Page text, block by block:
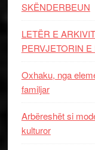
SKËNDERBEUN
LETËR E
PERVJETORIN
Oxhaku, nga
familjar
Arbëreshët si
kulturor